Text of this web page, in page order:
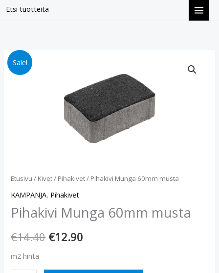
Etsi tuotteita
Siirry
Sale!
Etusivu / Kivet/ Pihakivet/ Pihakivi Munga 60mm musta
KAMPANJA, Pihakivet
Pihakivi Munga 60mm musta
€14.40
€14.40.
€12.90
hinta
on:
€12.90.
m2 hinta
Pihakivi
Munga